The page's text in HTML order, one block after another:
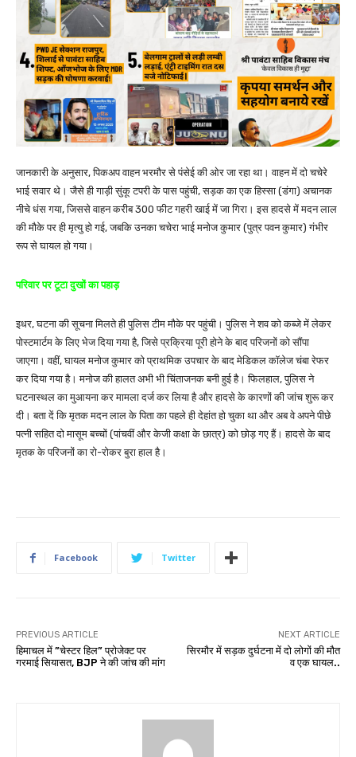
जानकारी के अनुसार, पिकअप वाहन भरमौर से पंसेई की ओर जा रहा था। वाहन में दो चचेरे
भाई सवार थे। जैसे ही गाड़ी सुंकू टपरी के पास पहुंची, सड़क का एक हिस्सा (डंगा) अचानक
नीचे धंस गया, जिससे वाहन करीब 300 फीट गहरी खाई में जा गिरा। इस हादसे में मदन लाल
की मौके पर ही मृत्यु हो गई, जबकि उनका चचेरा भाई मनोज कुमार (पुत्र पवन कुमार) गंभीर
रूप से घायल हो गया।
परिवार पर टूटा दुखों का पहाड़
इधर, घटना की सूचना मिलते ही पुलिस टीम मौके पर पहुंची। पुलिस ने शव को कब्जे में लेकर
पोस्टमार्टम के लिए भेज दिया गया है, जिसे प्रक्रिया पूरी होने के बाद परिजनों को सौंपा
जाएगा। वहीं, घायल मनोज कुमार को प्राथमिक उपचार के बाद मेडिकल कॉलेज चंबा रेफर
कर दिया गया है। मनोज की हालत अभी भी चिंताजनक बनी हुई है। फिलहाल, पुलिस ने
घटनास्थल का मुआयना कर मामला दर्ज कर लिया है और हादसे के कारणों की जांच शुरू कर
दी। बता दें कि मृतक मदन लाल के पिता का पहले ही देहांत हो चुका था और अब वे अपने पीछे
पत्नी सहित दो मासूम बच्चों (पांचवीं और केजी कक्षा के छात्र) को छोड़ गए हैं। हादसे के बाद
मृतक के परिजनों का रो-रोकर बुरा हाल है।
Facebook Twitter
PREVIOUS ARTICLE
हिमाचल में ”चेस्टर हिल” प्रोजेक्ट पर
गरमाई सियासत, BJP ने की जांच की मांग
NEXT ARTICLE
सिरमौर में सड़क दुर्घटना में दो लोगों की मौत
व एक घायल..